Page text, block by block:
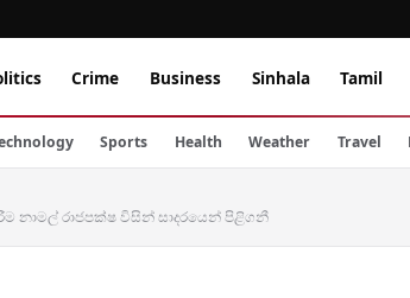
Crime Business Sinhala Tamil
Sports Health Weather Travel
නාමල් රාජපක්ෂ විසින් සාදරයෙන් පිළිගනී